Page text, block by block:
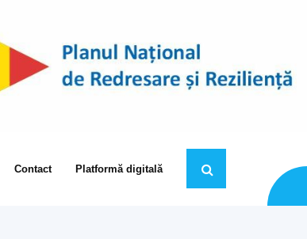
Contact Platformă digitală